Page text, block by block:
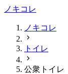
ノキコレ
ノキコレ
トイレ
公衆トイレ